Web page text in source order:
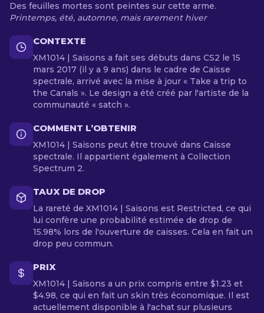
Des feuilles mortes sont peintes sur cette arme.
Printemps, été, automne, mais rarement hiver
CONTEXTE
XM1014 | Saisons a fait ses débuts dans CS2 le 15
mars 2017 (il y a 9 ans) dans le cadre de Caisse
spectrale, arrivé avec la mise à jour « Take a trip to
the Canals ». Le design a été créé par l'artiste de la
communauté « satch ».
COMMENT L’OBTENIR
XM1014 | Saisons peut être trouvé dans Caisse
spectrale. Il appartient également à Collection
Spectrum 2.
TAUX DE DROP
La rareté de XM1014 | Saisons est Restricted, ce qui
lui confère une probabilité estimée de drop de
15.98% lors de l'ouverture de caisses. Cela en fait un
drop peu commun.
PRIX
XM1014 | Saisons a un prix compris entre $1.23 et
$4.98, ce qui en fait un skin très économique. Il est
actuellement disponible à l'achat sur plusieurs